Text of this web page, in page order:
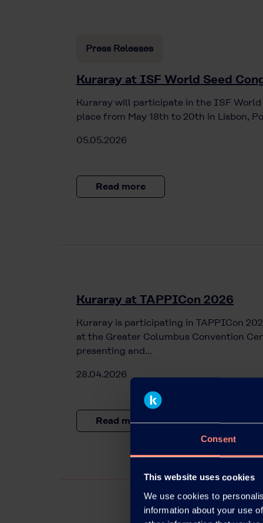
Consent
This website uses cookies
We use cookies to
information about your use
Press Releases
Kuraray at ISF World Seed
Kuraray will participate in the ISF World
place from May 18th to 20th in Lisbon,
05.05.2026
Read more
Kuraray at TAPPICon 2026
Kuraray is participating in TAPPICon
at the Greater Columbus Convention
presenting and…
28.04.2026
Read more